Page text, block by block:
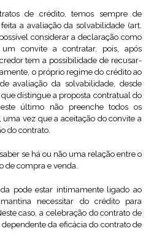
de crédito, temos sempre de
a avaliação da solvabilidade (art.
considerar a declaração como
convite a contratar, pois, após
tem a possibilidade de recusar-
o próprio regime do crédito ao
avaliação da solvabilidade, desde
distingue a proposta contratual do
último não preenche todos os
vez que a aceitação do convite a
do contrato.
se há ou não uma relação entre o
de compra e venda.
pode estar intimamente ligado ao
necessitar do crédito para
caso, a celebração do contrato de
da eficácia do contrato de